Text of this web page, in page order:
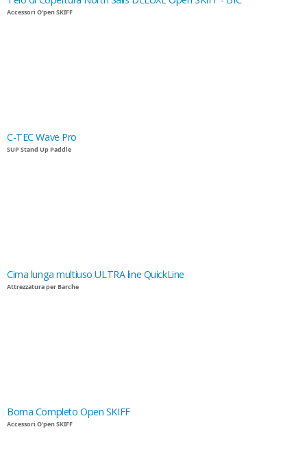
Accessori O'pen SKIFF
C-TEC Wave Pro
SUP Stand Up Paddle
Cima lunga multiuso ULTRA line QuickLine
Attrezzatura per Barche
Boma Completo Open SKIFF
Accessori O'pen SKIFF